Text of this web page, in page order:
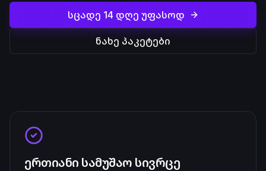
სცადე 14 დღე უფასოდ
ნახე პაკეტები
ერთიანი სამუშაო სივრცე